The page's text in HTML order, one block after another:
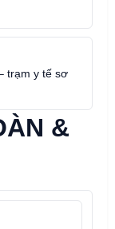
trạm y tế sơ
&